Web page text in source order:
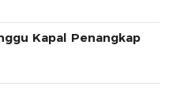
Kapal Penangkap